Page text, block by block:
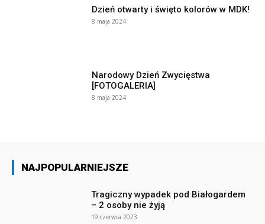
Dzień otwarty i święto kolorów w MDK!
8 maja 2024
Narodowy Dzień Zwycięstwa
[FOTOGALERIA]
8 maja 2024
NAJPOPULARNIEJSZE
Tragiczny wypadek pod Białogardem
– 2 osoby nie żyją
19 czerwca 2023